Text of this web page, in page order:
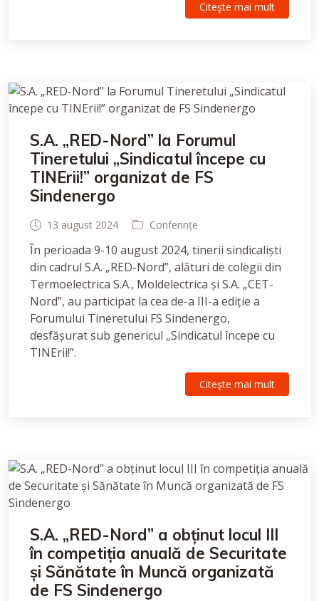
Citeşte mai mult
S.A. „RED-Nord” la Forumul
Tineretului „Sindicatul începe cu
TINErii!” organizat de FS
Sindenergo
13 august 2024 Conferințe
În perioada 9-10 august 2024, tinerii sindicaliști
din cadrul S.A. „RED-Nord”, alături de colegii din
Termoelectrica S.A., Moldelectrica și S.A. „CET-
Nord”, au participat la cea de-a III-a ediție a
Forumului Tineretului FS Sindenergo,
desfășurat sub genericul „Sindicatul începe cu
TINErii!”.
Citeşte mai mult
S.A. „RED-Nord” a obținut locul III
în competiția anuală de Securitate
și Sănătate în Muncă organizată
de FS Sindenergo